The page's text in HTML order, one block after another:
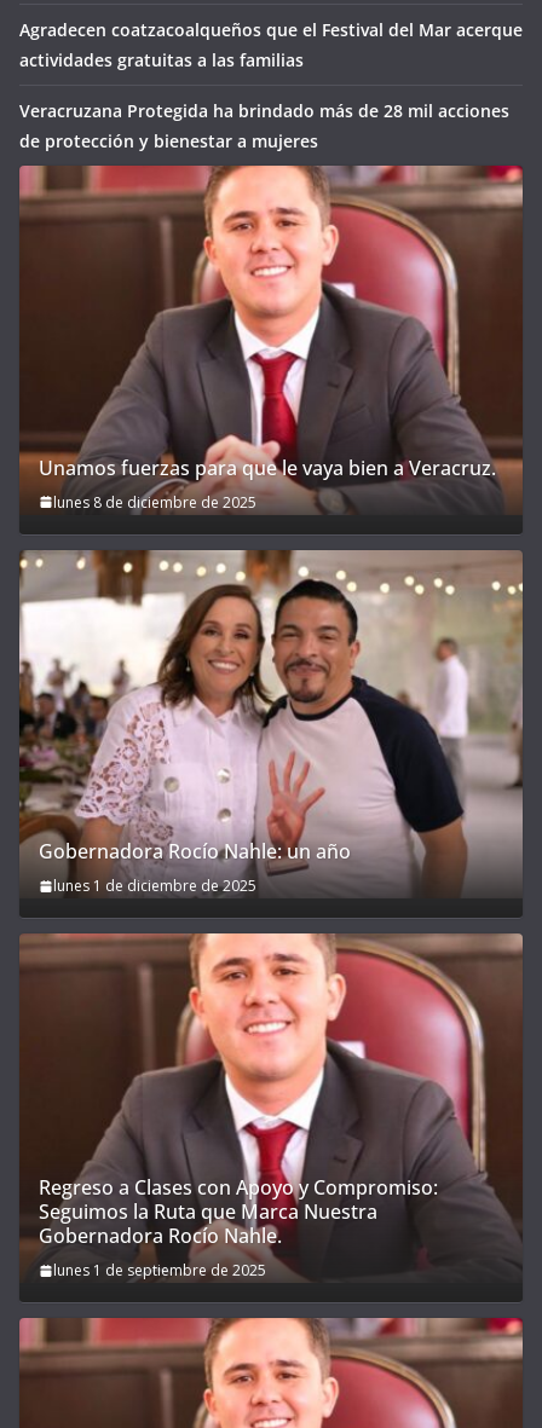
Agradecen coatzacoalqueños que el Festival del Mar acerque
actividades gratuitas a las familias
Veracruzana Protegida ha brindado más de 28 mil acciones
de protección y bienestar a mujeres
Unamos fuerzas para que le vaya bien a Veracruz.
lunes 8 de diciembre de 2025
Gobernadora Rocío Nahle: un año
lunes 1 de diciembre de 2025
Regreso a Clases con Apoyo y Compromiso:
Seguimos la Ruta que Marca Nuestra
Gobernadora Rocío Nahle.
lunes 1 de septiembre de 2025